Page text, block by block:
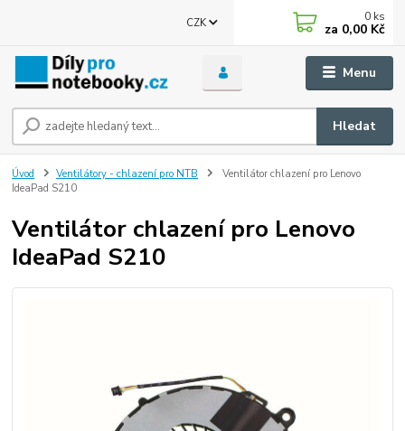
Menu
CZK
Hledat
0 ks
za 0,00 Kč
Úvod Ventilátory - chlazení pro NTB
Ventilátor chlazení pro Lenovo
IdeaPad S210
Ventilátor chlazení pro Lenovo
IdeaPad S210